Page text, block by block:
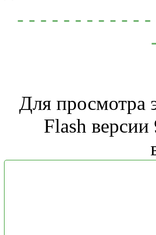
- - - - - - - - - - -
Для просмотра
Flash